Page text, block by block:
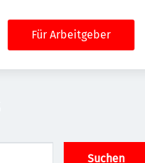
Für Arbeitgeber
Suchen